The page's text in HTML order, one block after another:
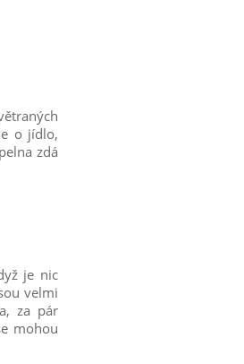
o jídlo,
zdá
je nic
velmi
za pár
mohou